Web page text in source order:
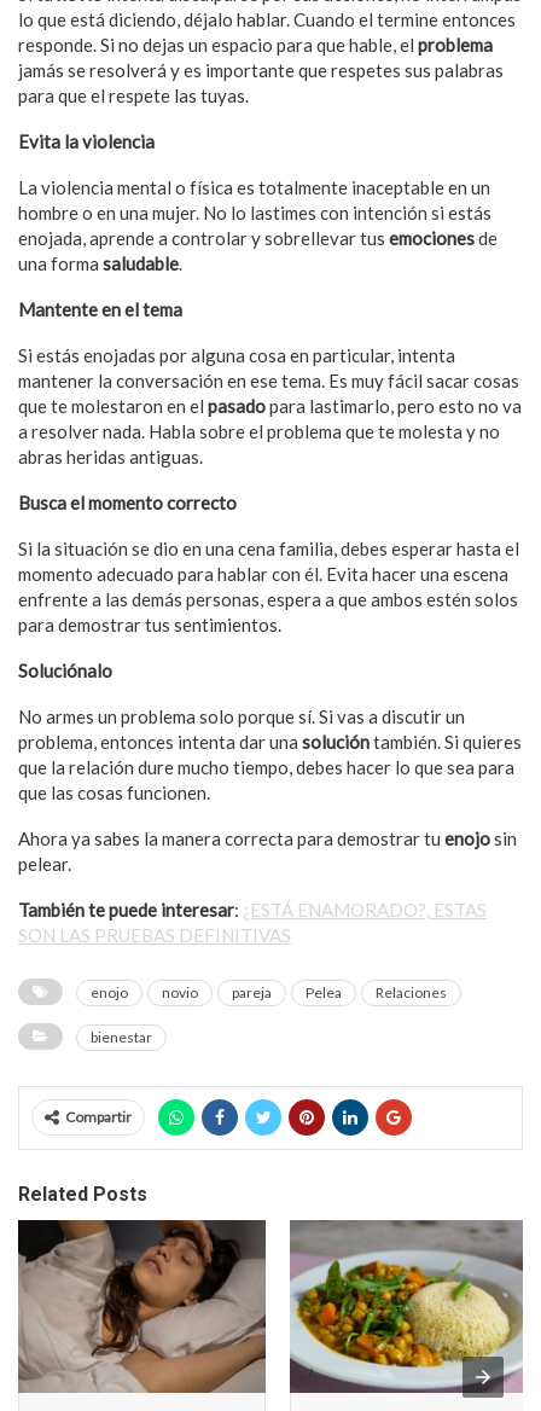
lo que está diciendo, déjalo hablar. Cuando el termine entonces
responde. Si no dejas un espacio para que hable, el problema
jamás se resolverá y es importante que respetes sus palabras
para que el respete las tuyas.
Evita la violencia
La violencia mental o física es totalmente inaceptable en un
hombre o en una mujer. No lo lastimes con intención si estás
enojada, aprende a controlar y sobrellevar tus emocionesde
una forma saludable.
Mantente en el tema
Si estás enojadas por alguna cosa en particular, intenta
mantener la conversación en ese tema. Es muy fácil sacar cosas
que te molestaron en el pasadopara lastimarlo, pero esto no va
a resolver nada. Habla sobre el problema que te molesta y no
abras heridas antiguas.
Busca el momento correcto
Si la situación se dio en una cena familia, debes esperar hasta el
momento adecuado para hablar con él. Evita hacer una escena
enfrente a las demás personas, espera a que ambos estén solos
para demostrar tus sentimientos.
Soluciónalo
No armes un problema solo porque sí. Si vas a discutir un
problema, entonces intenta dar una solucióntambién. Si quieres
que la relación dure mucho tiempo, debes hacer lo que sea para
que las cosas funcionen.
Ahora ya sabes la manera correcta para demostrar tu enojosin
pelear.
También te puede interesar: ¿ESTÁ ENAMORADO?, ESTAS
SON LAS PRUEBAS DEFINITIVAS
enojo novio pareja Pelea Relaciones
bienestar
Compartir
Related Posts